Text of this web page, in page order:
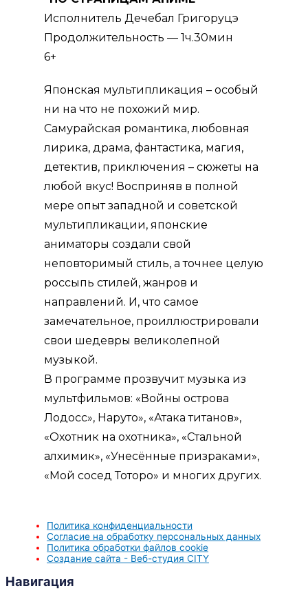
Исполнитель Дечебал Григоруцэ
Продолжительность — 1ч.30мин
6+
Японская мультипликация – особый
ни на что не похожий мир.
Самурайская романтика, любовная
лирика, драма, фантастика, магия,
детектив, приключения – сюжеты на
любой вкус! Восприняв в полной
мере опыт западной и советской
мультипликации, японские
аниматоры создали свой
неповторимый стиль, а точнее целую
россыпь стилей, жанров и
направлений. И, что самое
замечательное, проиллюстрировали
свои шедевры великолепной
музыкой.
В программе прозвучит музыка из
мультфильмов: «Войны острова
Лодосс», Наруто», «Атака титанов»,
«Охотник на охотника», «Стальной
алхимик», «Унесённые призраками»,
«Мой сосед Тоторо» и многих других.
Политика конфиденциальности
Согласие на обработку персональных данных
Политика обработки файлов cookie
Создание сайта - Веб-студия CITY
Навигация